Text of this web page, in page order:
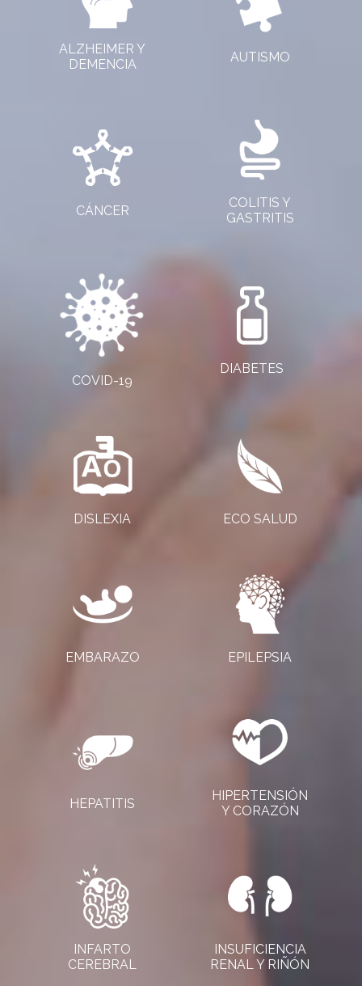
ALZHEIMER Y
DEMENCIA
AUTISMO
CÁNCER
COLITIS Y
GASTRITIS
COVID-19
DIABETES
DISLEXIA ECO SALUD
EMBARAZO EPILEPSIA
HEPATITIS
HIPERTENSIÓN
Y CORAZÓN
INFARTO
CEREBRAL
INSUFICIENCIA
RENAL Y RIÑÓN